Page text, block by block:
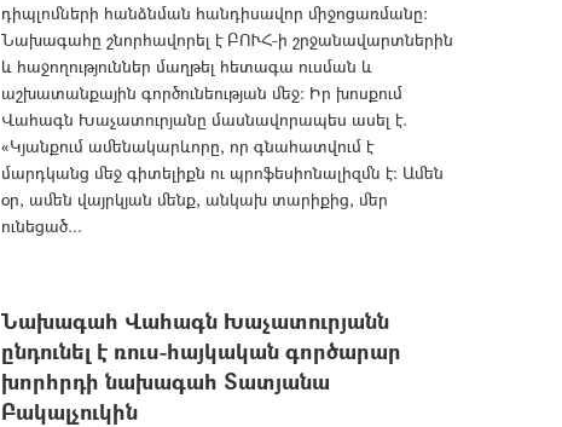
դիպլոմների հանձնման հանդիսավոր միջոցառմանը:
Նախագահը շնորհավորել է ԲՈՒՀ-ի շրջանավարտներին
և հաջողություններ մաղթել հետագա ուսման և
աշխատանքային գործունեության մեջ: Իր խոսքում
Վահագն Խաչատուրյանը մասնավորապես ասել է.
«Կյանքում ամենակարևորը, որ գնահատվում է
մարդկանց մեջ գիտելիքն ու պրոֆեսիոնալիզմն է: Ամեն
օր, ամեն վայրկյան մենք, անկախ տարիքից, մեր
ունեցած...
Նախագահ Վահագն Խաչատուրյանն
ընդունել է ռուս-հայկական գործարար
խորհրդի նախագահ Տատյանա
Բակալչուկին